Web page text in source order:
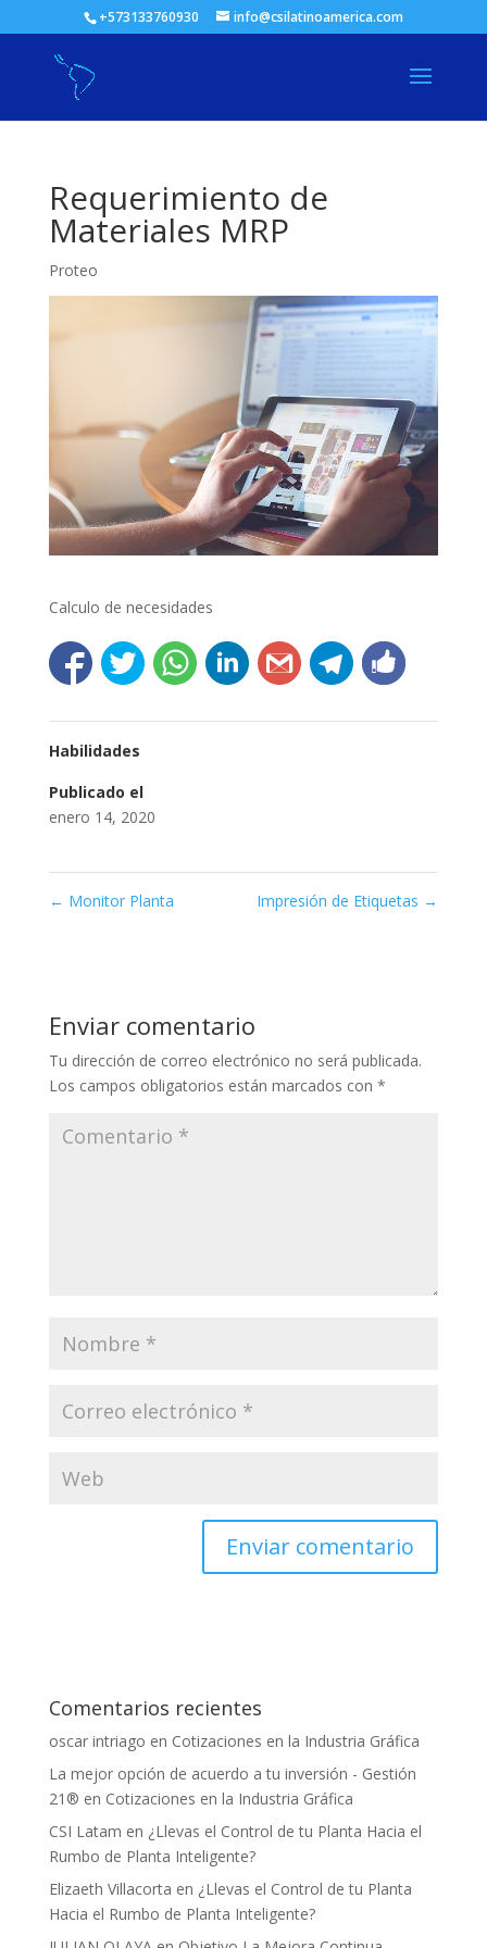
+573133760930 info@csilatinoamerica.com
Requerimiento de
Materiales MRP
Proteo
Calculo de necesidades
Habilidades
Publicado el
enero 14, 2020
← Monitor Planta Impresión de Etiquetas →
Enviar comentario
Tu dirección de correo electrónico no será publicada.
Los campos obligatorios están marcados con *
Comentarios recientes
oscar intriago en Cotizaciones en la Industria Gráfica
La mejor opción de acuerdo a tu inversión - Gestión
21® en Cotizaciones en la Industria Gráfica
CSI Latam en ¿Llevas el Control de tu Planta Hacia el
Rumbo de Planta Inteligente?
Elizaeth Villacorta en ¿Llevas el Control de tu Planta
Hacia el Rumbo de Planta Inteligente?